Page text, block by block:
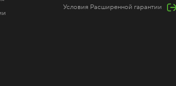
Условия Расширенной гарантии